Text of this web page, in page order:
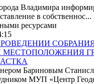
Владимира
в собственнос...
ресурсами
МЕСТОПОЛОЖЕНИЯ
Бариновым
МУП «Центр